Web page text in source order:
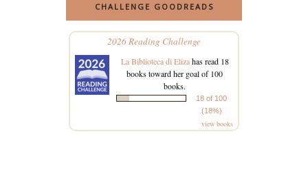
CHALLENGE GOODREADS
2026 Reading Challenge
La Biblioteca di Elizahas read 18
books toward her goal of 100
books.
18 of 100
(18%)
view books